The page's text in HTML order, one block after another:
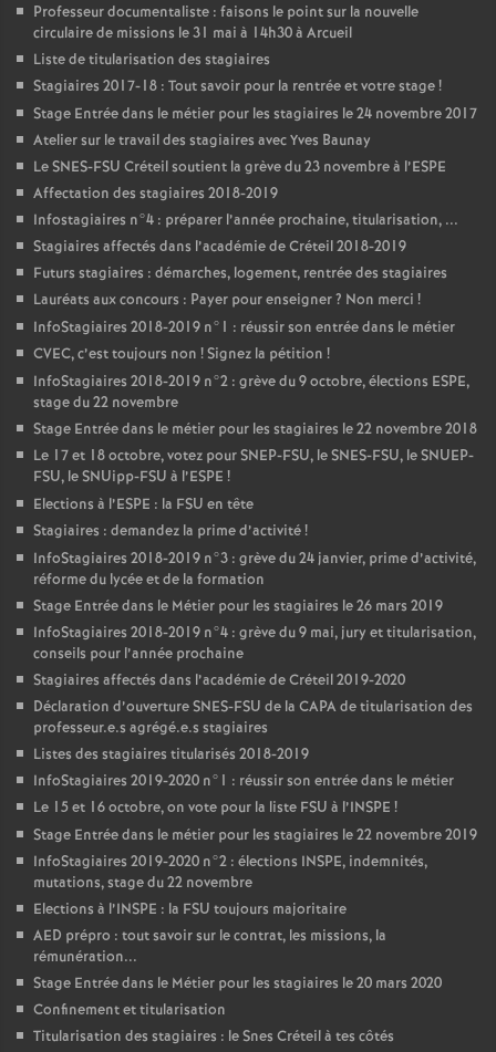
Professeur documentaliste : faisons le point sur la nouvelle
circulaire de missions le 31 mai à 14h30 à Arcueil
Liste de titularisation des stagiaires
Stagiaires 2017-18 : Tout savoir pour la rentrée et votre stage!
Stage Entrée dans le métier pour les stagiaires le 24 novembre 2017
Atelier sur le travail des stagiaires avec Yves Baunay
LeSNES-FSU Créteil soutient la grève du 23 novembre à l’ESPE
Affectation des stagiaires 2018-2019
Infostagiaires n°4 : préparer l’année prochaine, titularisation, ...
Stagiaires affectés dans l’académie de Créteil 2018-2019
Futurs stagiaires : démarches, logement, rentrée des stagiaires
Lauréats aux concours : Payer pour enseigner? Non merci !
InfoStagiaires 2018-2019 n°1 : réussir son entrée dans le métier
CVEC, c’est toujours non ! Signez la pétition !
InfoStagiaires 2018-2019 n°2 : grève du 9 octobre, élections ESPE,
stage du 22 novembre
Stage Entrée dans le métier pour les stagiaires le 22 novembre 2018
Le 17 et 18 octobre, votez pourSNEP-FSU, leSNES-FSU, leSNUEP-
FSU, le SNUipp-FSU à l’ESPE !
Elections à l’ESPE : la FSU en tête
Stagiaires : demandez la prime d’activité!
InfoStagiaires 2018-2019 n°3 : grève du 24 janvier, prime d’activité,
réforme du lycée et de la formation
Stage Entrée dans le Métier pour les stagiaires le 26 mars 2019
InfoStagiaires 2018-2019 n°4 : grève du 9 mai, jury et titularisation,
conseils pour l’année prochaine
Stagiaires affectés dans l’académie de Créteil 2019-2020
Déclaration d’ouvertureSNES-FSU de la CAPAde titularisation des
professeur.e.s agrégé.e.s stagiaires
Listes des stagiaires titularisés 2018-2019
InfoStagiaires 2019-2020 n°1 : réussir son entrée dans le métier
Le 15 et 16 octobre, on vote pour la liste FSU à l’INSPE !
Stage Entrée dans le métier pour les stagiaires le 22 novembre 2019
InfoStagiaires 2019-2020 n°2 : élections INSPE, indemnités,
mutations, stage du 22 novembre
Elections à l’INSPE : la FSU toujours majoritaire
AED prépro : tout savoir sur le contrat, les missions, la
rémunération...
Stage Entrée dans le Métier pour les stagiaires le 20 mars 2020
Confinement et titularisation
Titularisation des stagiaires : le Snes Créteil à tes côtés